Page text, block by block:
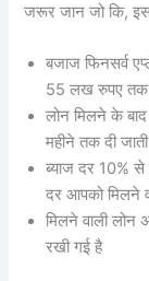
जरूर जान जो कि,
बजाज फिनसर्व
55 लख रुपए तक
लोन मिलने के
महीने तक दी
ब्याज दर 10%
दर आपको मिलने
मिलने वाली लोन
रखी गई है